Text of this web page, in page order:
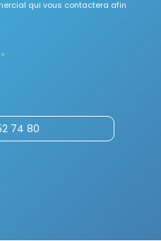
qui vous contactera afin
74 80